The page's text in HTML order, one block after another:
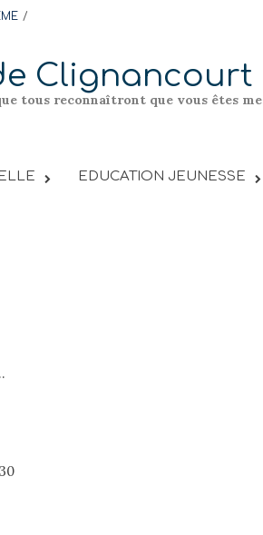
Clignancourt
tous reconnaîtront que vous êtes
EDUCATION JEUNESSE